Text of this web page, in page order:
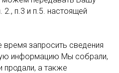
п.3 и п.5. настоящей
запросить сведения
информацию Мы собрали,
продали, а также